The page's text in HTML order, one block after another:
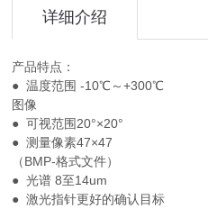
详细介绍
产品特点：
● 温度范围 -10℃～+300℃
图像
● 可视范围20°×20° ●
● 测量像素47×47 ● 图
（BMP-格式文件）
● 光谱 8至14um
● 激光指针更好的确认目